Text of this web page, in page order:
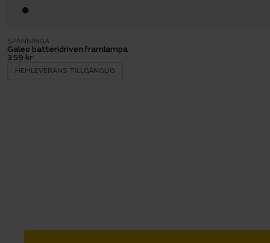
SPANNINGA
Galeo batteridriven framlampa
359 kr
HEMLEVERANS TILLGÄNGLIG